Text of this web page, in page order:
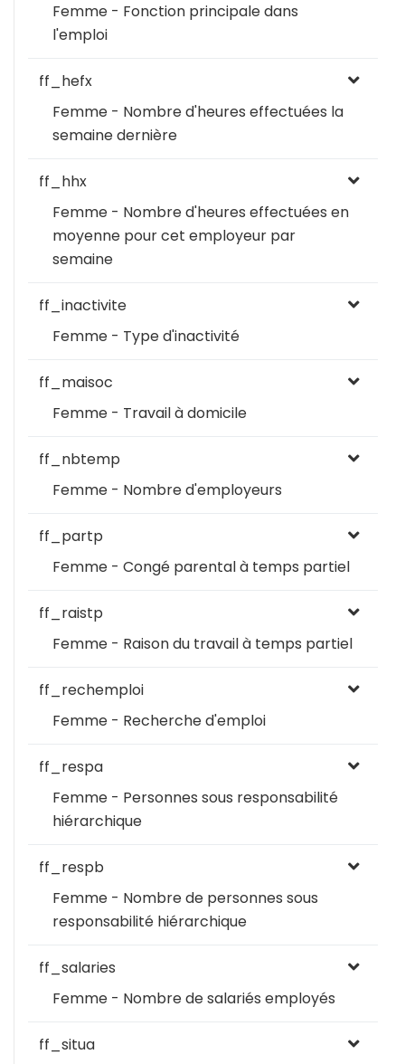
Femme - Fonction principale dans
l'emploi
ff_hefx
Femme - Nombre d'heures effectuées la
semaine dernière
ff_hhx
Femme - Nombre d'heures effectuées en
moyenne pour cet employeur par
semaine
ff_inactivite
Femme - Type d'inactivité
ff_maisoc
Femme - Travail à domicile
ff_nbtemp
Femme - Nombre d'employeurs
ff_partp
Femme - Congé parental à temps partiel
ff_raistp
Femme - Raison du travail à temps partiel
ff_rechemploi
Femme - Recherche d'emploi
ff_respa
Femme - Personnes sous responsabilité
hiérarchique
ff_respb
Femme - Nombre de personnes sous
responsabilité hiérarchique
ff_salaries
Femme - Nombre de salariés employés
ff_situa